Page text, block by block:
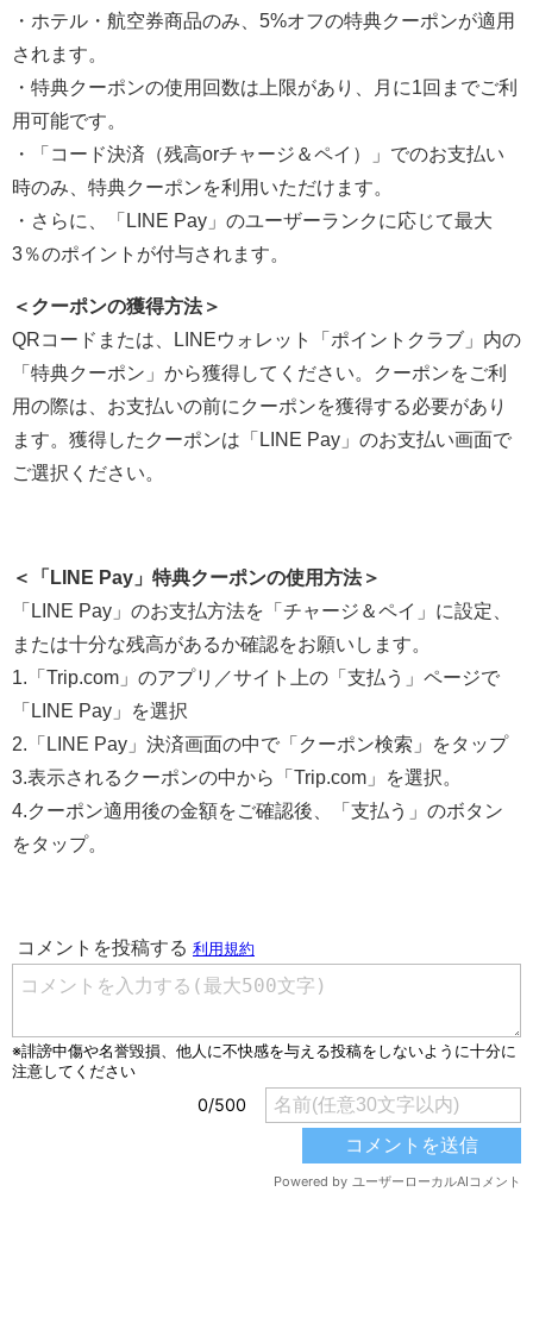
・ホテル・航空券商品のみ、5%オフの特典クーポンが適用
されます。
・特典クーポンの使用回数は上限があり、月に1回までご利
用可能です。
・「コード決済（残高orチャージ＆ペイ）」でのお支払い
時のみ、特典クーポンを利用いただけます。
・さらに、「LINE Pay」のユーザーランクに応じて最大
3％のポイントが付与されます。
＜クーポンの獲得方法＞
QRコードまたは、LINEウォレット「ポイントクラブ」内の
「特典クーポン」から獲得してください。クーポンをご利
用の際は、お支払いの前にクーポンを獲得する必要があり
ます。獲得したクーポンは「LINE Pay」のお支払い画面で
ご選択ください。
＜「LINE Pay」特典クーポンの使用方法＞
「LINE Pay」のお支払方法を「チャージ＆ペイ」に設定、
または十分な残高があるか確認をお願いします。
1.「Trip.com」のアプリ／サイト上の「支払う」ページで
「LINE Pay」を選択
2.「LINE Pay」決済画面の中で「クーポン検索」をタップ
3.表示されるクーポンの中から「Trip.com」を選択。
4.クーポン適用後の金額をご確認後、「支払う」のボタン
をタップ。